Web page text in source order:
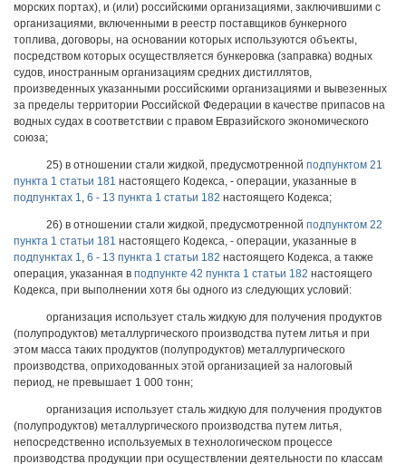
морских портах), и (или) российскими организациями, заключившими с
организациями, включенными в реестр поставщиков бункерного
топлива, договоры, на основании которых используются объекты,
посредством которых осуществляется бункеровка (заправка) водных
судов, иностранным организациям средних дистиллятов,
произведенных указанными российскими организациями и вывезенных
за пределы территории Российской Федерации в качестве припасов на
водных судах в соответствии с правом Евразийского экономического
союза;
25) в отношении стали жидкой, предусмотренной подпунктом 21
пункта 1 статьи 181 настоящего Кодекса, - операции, указанные в
подпунктах 1, 6 - 13 пункта 1 статьи 182 настоящего Кодекса;
26) в отношении стали жидкой, предусмотренной подпунктом 22
пункта 1 статьи 181 настоящего Кодекса, - операции, указанные в
подпунктах 1, 6 - 13 пункта 1 статьи 182 настоящего Кодекса, а также
операция, указанная в подпункте 42 пункта 1 статьи 182 настоящего
Кодекса, при выполнении хотя бы одного из следующих условий:
организация использует сталь жидкую для получения продуктов
(полупродуктов) металлургического производства путем литья и при
этом масса таких продуктов (полупродуктов) металлургического
производства, оприходованных этой организацией за налоговый
период, не превышает 1 000 тонн;
организация использует сталь жидкую для получения продуктов
(полупродуктов) металлургического производства путем литья,
непосредственно используемых в технологическом процессе
производства продукции при осуществлении деятельности по классам